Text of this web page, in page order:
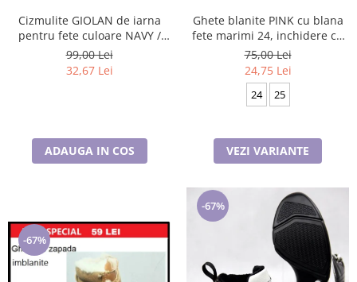
Cizmulite GIOLAN de iarna
pentru fete culoare NAVY /
PINK marimi 25-29
99,00 Lei
32,67 Lei
ADAUGA IN COS
Ghete blanite PINK cu blana
fete marimi 24, inchidere cu
scai si fermoar
75,00 Lei
24,75 Lei
24 25
VEZI VARIANTE
-67%
-67%